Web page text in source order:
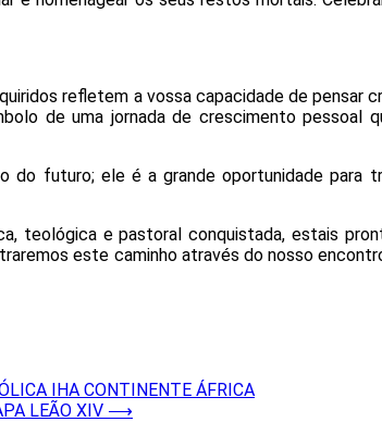
refletem a vossa capacidade de pensar
de uma jornada de crescimento pessoal
do futuro; ele é a grande oportunidade para
teológica e pastoral conquistada, estais
este caminho através do nosso
IHA CONTINENTE ÁFRICA
LEÃO XIV ⟶